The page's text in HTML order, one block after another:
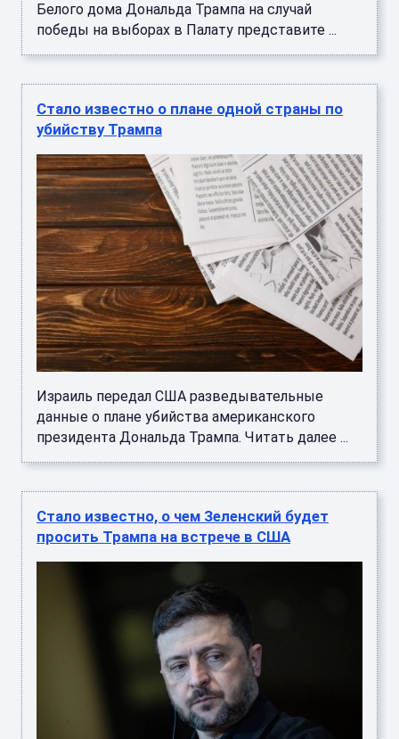
Белого дома Дональда Трампа на случай
победы на выборах в Палату представите ...
Стало известно о плане одной страны по
убийству Трампа
Израиль передал США разведывательные
данные о плане убийства американского
президента Дональда Трампа. Читать далее ...
Стало известно, о чем Зеленский будет
просить Трампа на встрече в США